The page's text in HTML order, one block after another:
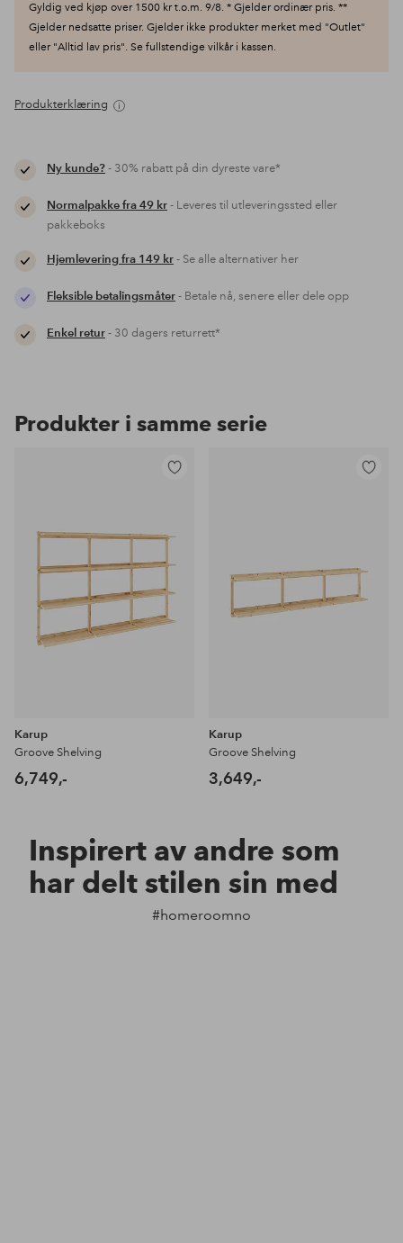
Gyldig ved kjøp over 1500 kr t.o.m. 9/8. * Gjelder ordinær pris. **
Gjelder nedsatte priser. Gjelder ikke produkter merket med "Outlet"
eller "Alltid lav pris". Se fullstendige vilkår i kassen.
Produkterklæring
Ny kunde?- 30% rabatt på din dyreste vare*
Normalpakke fra 49 kr- Leveres til utleveringssted eller
pakkeboks
Hjemlevering fra 149 kr- Se alle alternativer her
Fleksible betalingsmåter- Betale nå, senere eller dele opp
Enkel retur- 30 dagers returrett*
Produkter i samme serie
Karup
Groove Shelving
6,749,-
Karup
Groove Shelving
3,649,-
Inspirert av andre som
har delt stilen sin med
#homeroomno